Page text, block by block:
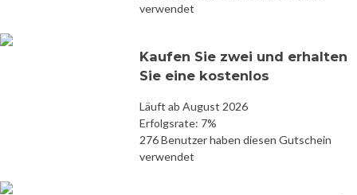
verwendet
Kaufen Sie zwei und erhalten
Sie eine kostenlos
Läuft ab August 2026
Erfolgsrate: 7%
276 Benutzer haben diesen Gutschein
verwendet